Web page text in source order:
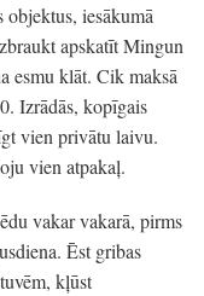
objektus, iesākumā
apskatīt Mingun
esmu klāt. Cik maksā
Izrādās, kopīgais
vien privātu laivu.
vien atpakaļ.
vakar vakarā, pirms
Ēst gribas
kļūst